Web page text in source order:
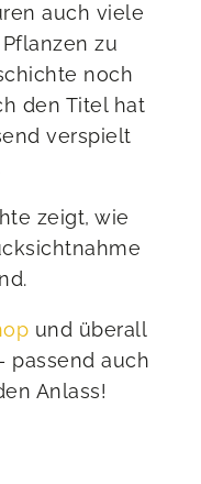
auch viele
zu
noch
den Titel hat
verspielt
zeigt, wie
und überall
passend auch
Anlass!